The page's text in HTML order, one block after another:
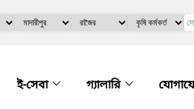
ই-সেবা গ্যালারি